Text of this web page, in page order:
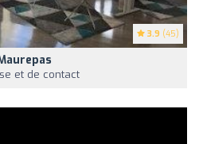
3.9 (45)
et de contact